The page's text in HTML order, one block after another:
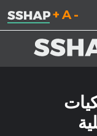
تقليل حجم الخط.
إعادة ضبط حجم
زيادة حجم